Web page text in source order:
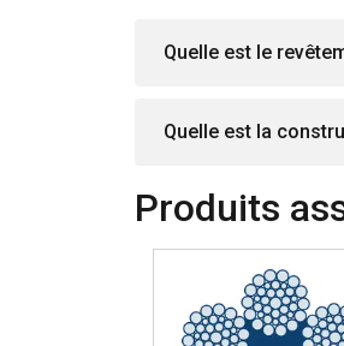
Quelle est le
Quelle est la
Produits